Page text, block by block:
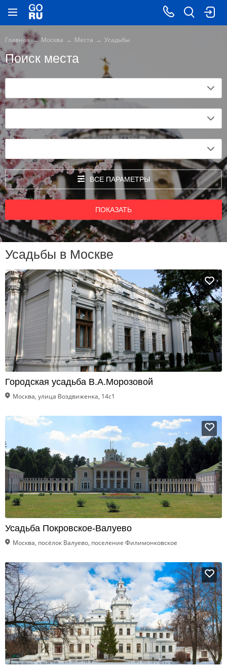
Главная Москва Места Усадьбы
Поиск места
ВСЕ ПАРАМЕТРЫ
ПОКАЗАТЬ
Усадьбы в Москве
Городская усадьба В.А.Морозовой
Москва, улица Воздвиженка, 14с1
Усадьба Покровское-Валуево
Москва, посёлок Валуево, поселение Филимонковское